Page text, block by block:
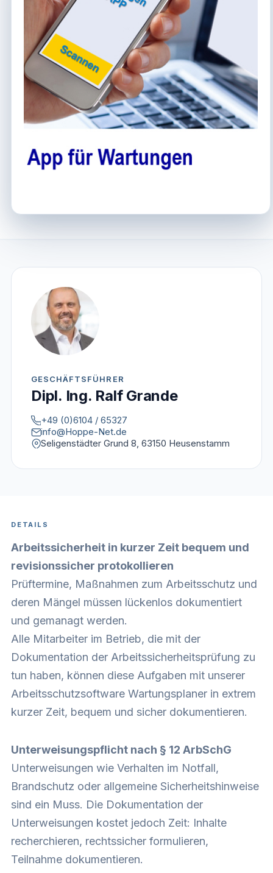
GESCHÄFTSFÜHRER
Dipl. Ing. Ralf Grande
+49 (0)6104 / 65327
info@Hoppe-Net.de
Seligenstädter Grund 8, 63150 Heusenstamm
DETAILS
Arbeitssicherheit in kurzer Zeit bequem und
revisionssicher protokollieren
Prüftermine, Maßnahmen zum Arbeitsschutz und
deren Mängel müssen lückenlos dokumentiert
und gemanagt werden.
Alle Mitarbeiter im Betrieb, die mit der
Dokumentation der Arbeitssicherheitsprüfung zu
tun haben, können diese Aufgaben mit unserer
Arbeitsschutzsoftware Wartungsplaner in extrem
kurzer Zeit, bequem und sicher dokumentieren.
Unterweisungspflicht nach § 12 ArbSchG
Unterweisungen wie Verhalten im Notfall,
Brandschutz oder allgemeine Sicherheitshinweise
sind ein Muss. Die Dokumentation der
Unterweisungen kostet jedoch Zeit: Inhalte
recherchieren, rechtssicher formulieren,
Teilnahme dokumentieren.